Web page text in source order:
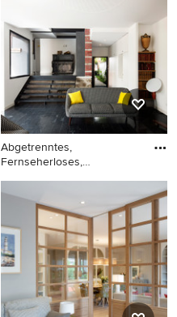
Wandfarbe, braunem
Holzboden, TV-Wand und
braunem Boden in Paris
Abgetrenntes,
Fernseherloses,
Abgetrenntes,
Fernseherloses, Mittelgroßes
Modernes Musikzimmer
ohne Kamin mit weißer
Wandfarbe und Steinwänden
in Paris